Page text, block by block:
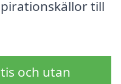
till
och utan